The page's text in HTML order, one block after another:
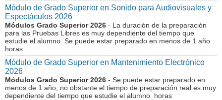
Módulo de Grado Superior en Sonido para Audiovisuales y
Espectáculos 2026
Módulos Grado Superior 2026 - La duración de la preparación
para las Pruebas Libres es muy dependiente del tiempo que
estudie el alumno. Se puede estar preparado en menos de 1 año
horas
Módulo de Grado Superior en Mantenimiento Electrónico
2026
Módulos Grado Superior 2026 - Se puede estar preparado en
menos de 1 año, no obstante el tiempo de preparación real es muy
dependiente del tiempo que estudie el alumno horas